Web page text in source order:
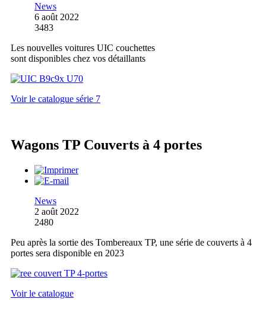
News
6 août 2022
3483
Les nouvelles voitures UIC couchettes
sont disponibles chez vos détaillants
Voir le catalogue série 7
Wagons TP Couverts à 4 portes
News
2 août 2022
2480
Peu après la sortie des Tombereaux TP, une série de couverts à 4
portes sera disponible en 2023
Voir le catalogue